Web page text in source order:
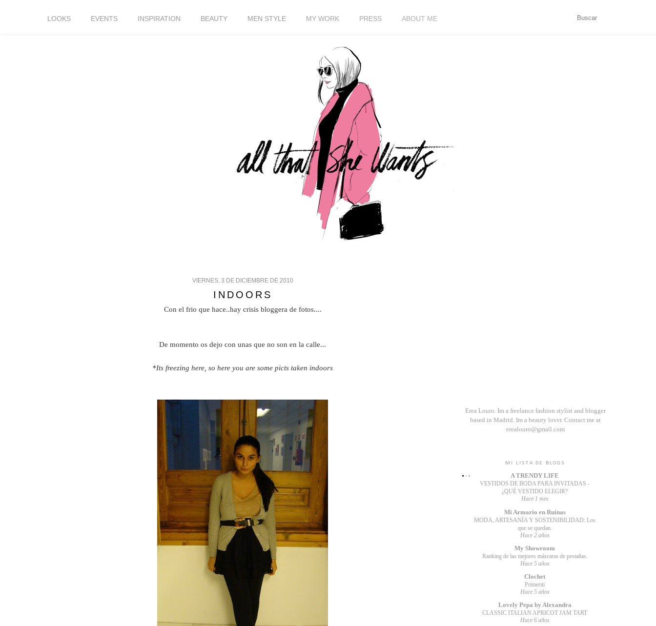
LOOKS EVENTS INSPIRATION BEAUTY MEN STYLE MY WORK PRESS ABOUT ME
VIERNES, 3 DE DICIEMBRE DE 2010
INDOORS
Con el frio que hace..hay crisis bloggera de fotos....
De momento os dejo con unas que no son en la calle...
*Its freezing here, so here you are some picts taken indoors
Erea Louro. Im a freelance fashion stylist and blogger
based in Madrid. Im a beauty lover. Contact me at
erealouro@gmail.com
MI LISTA DE BLOGS
A TRENDY LIFE
VESTIDOS DE BODA PARA INVITADAS -
¿QUÉ VESTIDO ELEGIR?
Hace 1 mes
Mi Armario en Ruinas
MODA, ARTESANÍA Y SOSTENIBILIDAD: Los
que se quedan.
Hace 2 años
My Showroom
Ranking de las mejores máscaras de pestañas.
Hace 5 años
Clochet
Primeriti
Hace 5 años
Lovely Pepa by Alexandra
CLASSIC ITALIAN APRICOT JAM TART
Hace 6 años